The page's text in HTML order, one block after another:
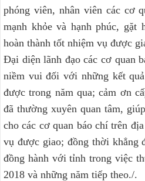
phóng viên, nhân viên các cơ
mạnh khỏe và hạnh phúc, gặt
hoàn thành tốt nhiệm vụ được
Đại diện lãnh đạo các cơ quan
niềm vui đối với những kết
được trong năm qua; cảm ơn
đã thường xuyên quan tâm,
cho các cơ quan báo chí trên
vụ được giao; đồng thời khẳng
đồng hành với tỉnh trong việc
2018 và những năm tiếp theo./.